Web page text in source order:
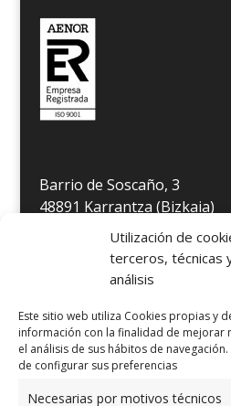
Utilización de
terceros, técnicas
análisis
Este sitio web utiliza Cookies propias y
información con la finalidad de mejorar
el análisis de sus hábitos de
de configurar sus preferencias
Necesarias por motivos técnicos
Barrio de Soscaño, 3
48891 Karrantza (Bizkaia)
Télefono 946 806 349
AVISO LEGAL
POLÍTICA DE PRIVACIDAD